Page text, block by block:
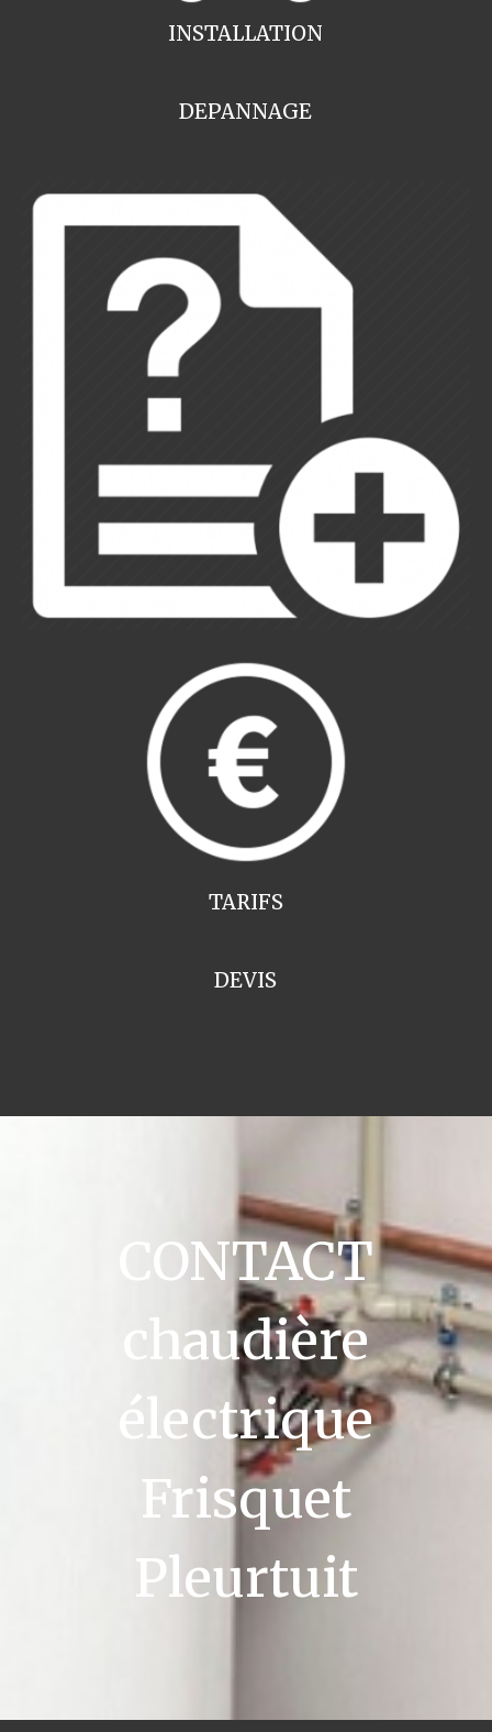
INSTALLATION
DEPANNAGE
TARIFS
DEVIS
CONTACT
chaudière
électrique
Frisquet
Pleurtuit